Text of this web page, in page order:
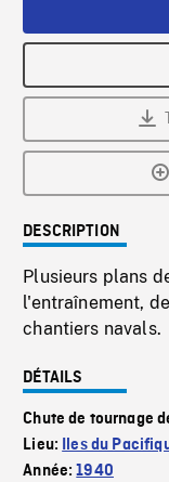
DESCRIPTION
Plusieurs plans
l'entraînement,
chantiers navals.
DÉTAILS
Chute de tournage
Lieu:
Iles du
Année:1940